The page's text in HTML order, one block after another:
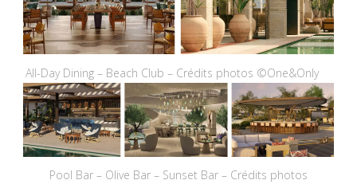
All-Day Dining – Beach Club – Crédits photos ©One&Only
Pool Bar – Olive Bar – Sunset Bar – Crédits photos